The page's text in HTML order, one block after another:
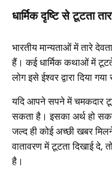
धार्मिक दृष्टि से टूटता
भारतीय मान्यताओं में तारे
हैं। कई धार्मिक कथाओं में
लोग इसे ईश्वर द्वारा दिया
यदि आपने सपने में चमकदार
सकता है। इसका अर्थ हो
जल्द ही कोई अच्छी खबर
वातावरण में टूटता दिखाई दे,
है।